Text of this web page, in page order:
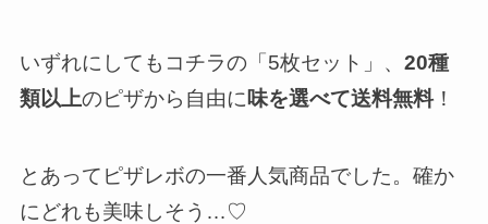
いずれにしてもコチラの「5枚セット」、 20種
類以上のピザから自由に 味を選べて送料無料！
とあってピザレボの一番人気商品でした。確か
にどれも美味しそう…♡